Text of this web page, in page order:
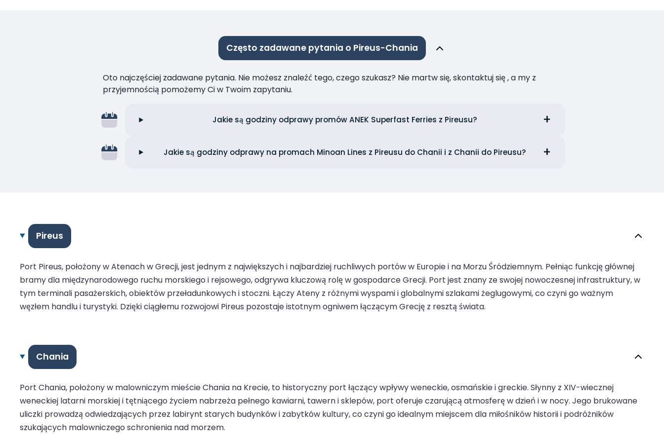
Często zadawane pytania o Pireus-Chania
Oto najczęściej zadawane pytania. Nie możesz znaleźć tego, czego szukasz? Nie martw się, skontaktuj się , a my z
przyjemnością pomożemy Ci w Twoim zapytaniu.
Jakie są godziny odprawy promów ANEK Superfast Ferries z Pireusu?
Jakie są godziny odprawy na promach Minoan Lines z Pireusu do Chanii i z Chanii do Pireusu?
Pireus
Port Pireus, położony w Atenach w Grecji, jest jednym z największych i najbardziej ruchliwych portów w Europie i na Morzu Śródziemnym. Pełniąc funkcję głównej
bramy dla międzynarodowego ruchu morskiego i rejsowego, odgrywa kluczową rolę w gospodarce Grecji. Port jest znany ze swojej nowoczesnej infrastruktury, w
tym terminali pasażerskich, obiektów przeładunkowych i stoczni. Łączy Ateny z różnymi wyspami i globalnymi szlakami żeglugowymi, co czyni go ważnym
węzłem handlu i turystyki. Dzięki ciągłemu rozwojowi Pireus pozostaje istotnym ogniwem łączącym Grecję z resztą świata.
Chania
Port Chania, położony w malowniczym mieście Chania na Krecie, to historyczny port łączący wpływy weneckie, osmańskie i greckie. Słynny z XIV-wiecznej
weneckiej latarni morskiej i tętniącego życiem nabrzeża pełnego kawiarni, tawern i sklepów, port oferuje czarującą atmosferę w dzień i w nocy. Jego brukowane
uliczki prowadzą odwiedzających przez labirynt starych budynków i zabytków kultury, co czyni go idealnym miejscem dla miłośników historii i podróżników
szukających malowniczego schronienia nad morzem.